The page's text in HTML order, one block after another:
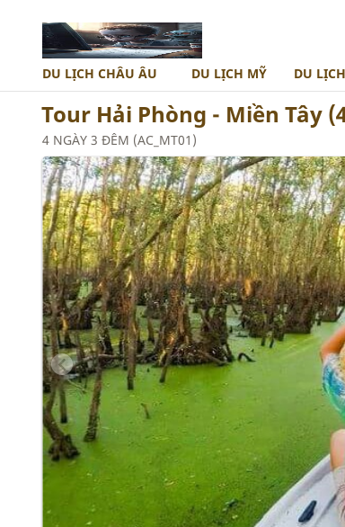
DU LỊCH CHÂU ÂU
TÂY ÂU
TÂY ĐÔNG ÂU
NAM ÂU
DU LỊCH MỸ DU
TOUR NAM PHI AI CẬP
Tour Hải Phòng - Miền Tây
4 NGÀY 3 ĐÊM (AC_MT01)